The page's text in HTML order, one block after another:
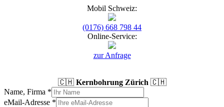
Mobil Schweiz:
(0176) 668 798 44
Online-Service:
zur Anfrage
🇨🇭 Kernbohrung Zürich 🇨🇭
Name, Firma *
eMail-Adresse *